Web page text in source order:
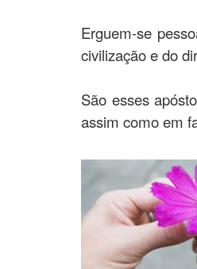
Erguem-se
civilização e do
São esses
assim como em